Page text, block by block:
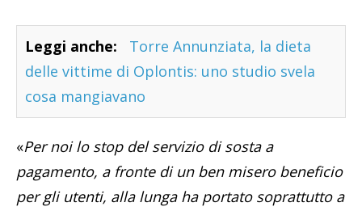
Leggi anche:
Torre Annunziata, la dieta
delle vittime di Oplontis: uno studio svela
cosa mangiavano
«Per noi lo stop del servizio di sosta a
pagamento, a fronte di un ben misero beneficio
per gli utenti, alla lunga ha portato soprattutto a